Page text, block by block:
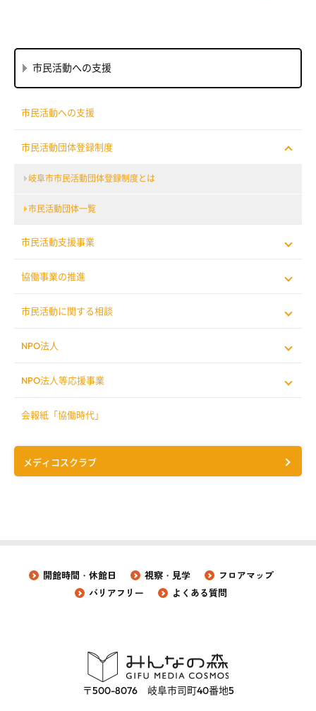
市民活動への支援
市民活動への支援
市民活動団体登録制度
岐阜市市民活動団体登録制度とは
市民活動団体一覧
市民活動支援事業
協働事業の推進
市民活動に関する相談
NPO法人
NPO法人等応援事業
会報紙「協働時代」
メディコスクラブ
開館時間・休館日 視察・見学
フロアマップ
バリアフリー
よくある質問
〒500-8076 岐阜市司町40番地5